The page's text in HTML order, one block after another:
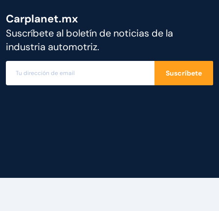
Carplanet.mx
Suscríbete al boletín de noticias de la
industria automotriz.
Suscríbete